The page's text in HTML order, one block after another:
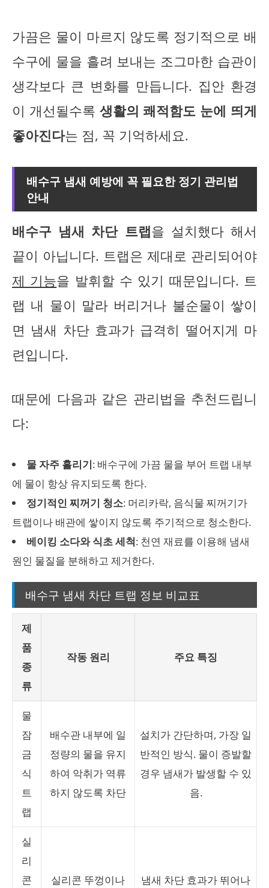
가끔은 물이 마르지 않도록 정기적으로 배
수구에 물을 흘려 보내는 조그마한 습관이
생각보다 큰 변화를 만듭니다. 집안 환경
이 개선될수록 생활의 쾌적함도 눈에 띄게
좋아진다는 점, 꼭 기억하세요.
배수구 냄새 예방에 꼭 필요한 정기 관리법
안내
배수구 냄새 차단 트랩을 설치했다 해서
끝이 아닙니다. 트랩은 제대로 관리되어야
제 기능을 발휘할 수 있기 때문입니다. 트
랩 내 물이 말라 버리거나 불순물이 쌓이
면 냄새 차단 효과가 급격히 떨어지게 마
련입니다.
때문에 다음과 같은 관리법을 추천드립니
다:
물 자주 흘리기: 배수구에 가끔 물을 부어 트랩 내부
에 물이 항상 유지되도록 한다.
정기적인 찌꺼기 청소: 머리카락, 음식물 찌꺼기가
트랩이나 배관에 쌓이지 않도록 주기적으로 청소한다.
베이킹 소다와 식초 세척: 천연 재료를 이용해 냄새
원인 물질을 분해하고 제거한다.
배수구 냄새 차단 트랩 정보 비교표
제
품
종
류
작동 원리 주요 특징
물
잠
금
식
트
랩
배수관 내부에 일
정량의 물을 유지
하여 악취가 역류
하지 않도록 차단
설치가 간단하며, 가장 일
반적인 방식. 물이 증발할
경우 냄새가 발생할 수 있
음.
실
리
콘
실리콘 뚜껑이나
냄새 차단 효과가 뛰어나